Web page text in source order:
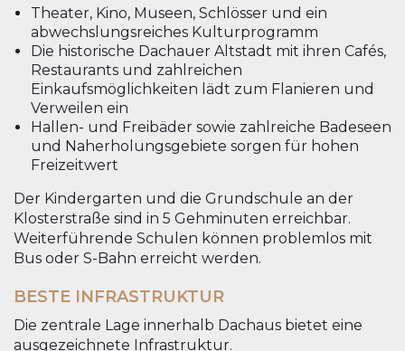
Theater, Kino, Museen, Schlösser und ein
abwechslungsreiches Kulturprogramm
Die historische Dachauer Altstadt mit ihren Cafés,
Restaurants und zahlreichen
Einkaufsmöglichkeiten lädt zum Flanieren und
Verweilen ein
Hallen- und Freibäder sowie zahlreiche Badeseen
und Naherholungsgebiete sorgen für hohen
Freizeitwert
Der Kindergarten und die Grundschule an der
Klosterstraße sind in 5 Gehminuten erreichbar.
Weiterführende Schulen können problemlos mit
Bus oder S-Bahn erreicht werden.
BESTE INFRASTRUKTUR
Die zentrale Lage innerhalb Dachaus bietet eine
ausgezeichnete Infrastruktur.